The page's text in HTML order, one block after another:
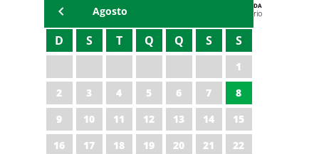
AGENDA
Secretário
Agosto
D S T Q Q S S
1
2
3 4 5 6 7
8
9
10 11 12 13 14
15
16
17 18 19 20 21
22